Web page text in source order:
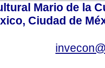
Mario de la
Ciudad de